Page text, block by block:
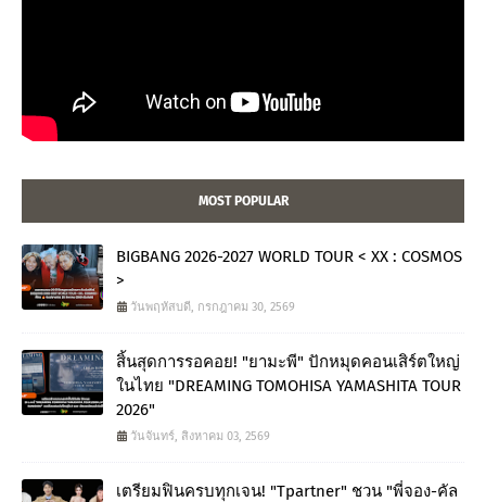
MOST POPULAR
BIGBANG 2026-2027 WORLD TOUR < XX : COSMOS
>
วันพฤหัสบดี, กรกฎาคม 30, 2569
สิ้นสุดการรอคอย! "ยามะพี" ปักหมุดคอนเสิร์ตใหญ่
ในไทย "DREAMING TOMOHISA YAMASHITA TOUR
2026"
วันจันทร์, สิงหาคม 03, 2569
เตรียมฟินครบทุกเจน! "Tpartner" ชวน "พี่จอง-คัล